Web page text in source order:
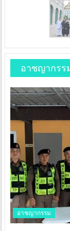
อาชญากรร
อาชญากรรม